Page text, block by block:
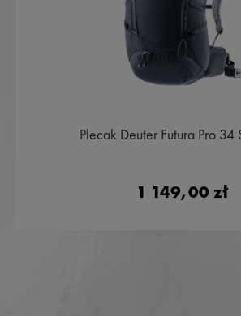
Plecak Deuter Futura Pro 34
1 149,00 zł